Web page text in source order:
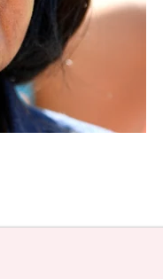
sagte